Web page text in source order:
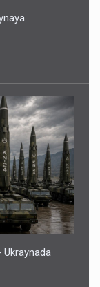
Ukraynada